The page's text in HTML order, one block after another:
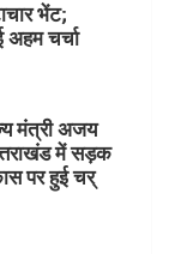
भेंट;
अहम चर्चा
मंत्री अजय
में सड़क
पर हुई चर्